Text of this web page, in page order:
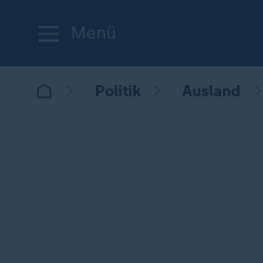
Menü
Politik Ausland